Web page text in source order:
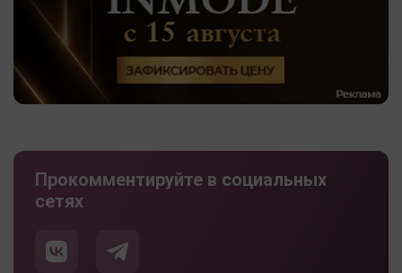
Прокомментируйте в социальных
сетях